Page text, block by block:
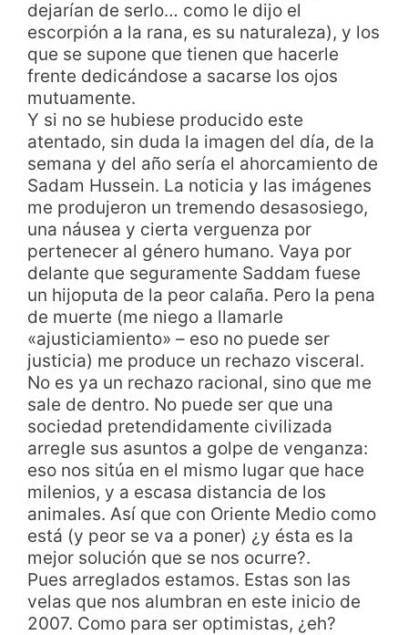
dejarían de serlo… como le dijo el
escorpión a la rana, es su naturaleza), y los
que se supone que tienen que hacerle
frente dedicándose a sacarse los ojos
mutuamente.
Y si no se hubiese producido este
atentado, sin duda la imagen del día, de la
semana y del año sería el ahorcamiento de
Sadam Hussein. La noticia y las imágenes
me produjeron un tremendo desasosiego,
una náusea y cierta verguenza por
pertenecer al género humano. Vaya por
delante que seguramente Saddam fuese
un hijoputa de la peor calaña. Pero la pena
de muerte (me niego a llamarle
«ajusticiamiento» – eso no puede ser
justicia) me produce un rechazo visceral.
No es ya un rechazo racional, sino que me
sale de dentro. No puede ser que una
sociedad pretendidamente civilizada
arregle sus asuntos a golpe de venganza:
eso nos sitúa en el mismo lugar que hace
milenios, y a escasa distancia de los
animales. Así que con Oriente Medio como
está (y peor se va a poner) ¿y ésta es la
mejor solución que se nos ocurre?.
Pues arreglados estamos. Estas son las
velas que nos alumbran en este inicio de
2007. Como para ser optimistas, ¿eh?